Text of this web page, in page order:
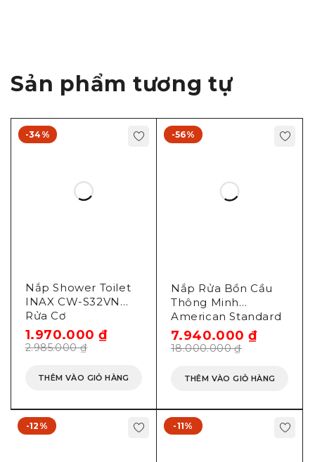
Sản phẩm tương tự
-34%
Nắp Shower Toilet
INAX CW-S32VN
Rửa Cơ
2.985.000₫
1.970.000₫
THÊM VÀO GIỎ HÀNG
-56%
Nắp Rửa Bồn Cầu
Thông Minh
American Standard
Slim WP-7SR1
18.000.000₫
7.940.000₫
THÊM VÀO GIỎ HÀNG
-12% -11%